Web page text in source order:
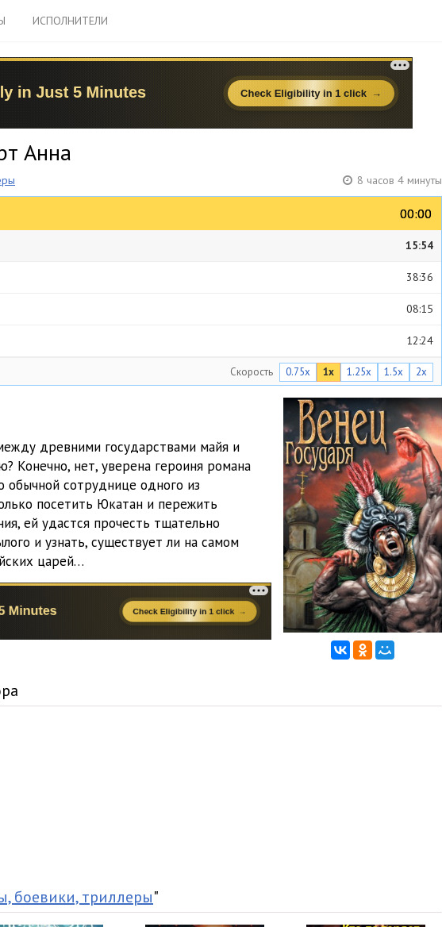
ИСПОЛНИТЕЛИ
Анна
8 часов 4 минуты
00:00
00:00
15:54
38:36
08:15
12:24
02:39
34:10
56:31
30:01
26:04
35:00
25:57
27:21
28:33
06:33
Скорость 0.75x 1x 1.25x 1.5x 2x
древними государствами майя и
Конечно, нет, уверена героиня романа
обычной сотруднице одного из
посетить Юкатан и пережить
ей удастся прочесть тщательно
и узнать, существует ли на самом
царей…
боевики, триллеры"